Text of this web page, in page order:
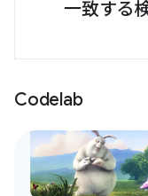
一致する
Codelab